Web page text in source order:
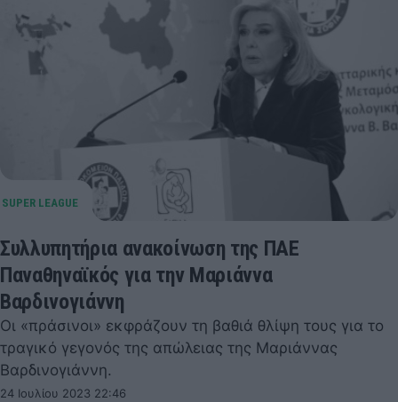
Συλλυπητήρια ανακοίνωση της ΠΑΕ
Παναθηναϊκός για την Μαριάννα
Βαρδινογιάννη
Οι «πράσινοι» εκφράζουν τη βαθιά θλίψη τους για το
τραγικό γεγονός της απώλειας της Μαριάννας
Βαρδινογιάννη.
24 Ιουλίου 2023 22:46